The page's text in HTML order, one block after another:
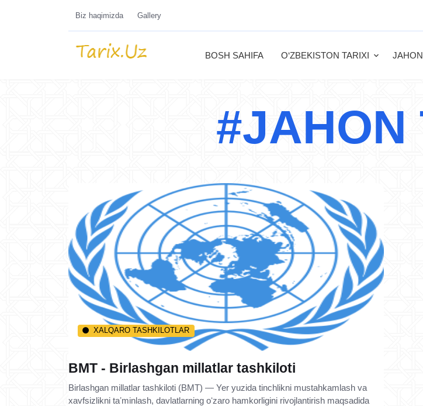
Biz haqimizda Gallery
BOSH SAHIFA O‘ZBEKISTON TARIXI
#JAHON
XALQARO TASHKILOTLAR
BMT - Birlashgan millatlar tashkiloti
Birlashgan millatlar tashkiloti (BMT) — Yer yuzida tinchlikni mustahkamlash va
xavfsizlikni taʼminlash, davlatlarning oʻzaro hamkorligini rivojlantirish maqsadida